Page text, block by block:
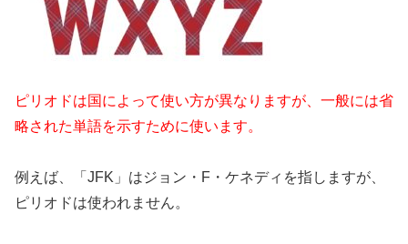
ピリオドは国によって使い方が異なりますが、一般には省
略された単語を示すために使います。
例えば、「JFK」はジョン・F・ケネディを指しますが、
ピリオドは使われません。